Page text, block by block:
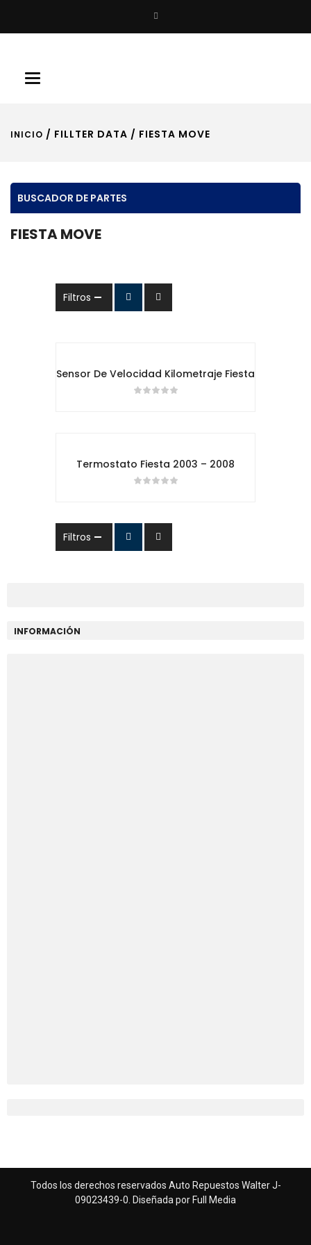
Toggle
INICIO / FILLTER DATA / FIESTA MOVE
BUSCADOR DE PARTES
FIESTA MOVE
Filtros
Sensor De Velocidad Kilometraje Fiesta
Termostato Fiesta 2003 – 2008
Filtros
INFORMACIÓN
Todos los derechos reservados Auto Repuestos Walter J-
09023439-0. Diseñada por Full Media